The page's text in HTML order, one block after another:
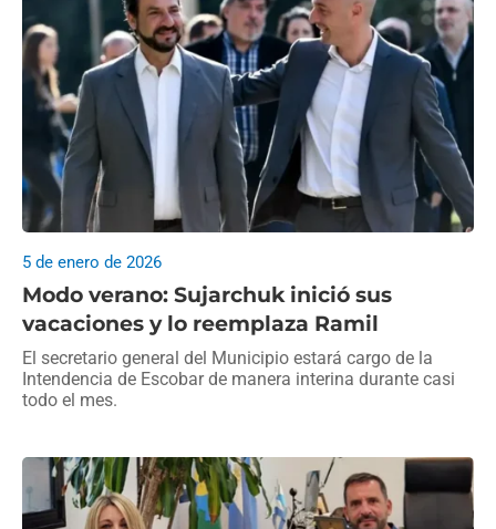
Modo verano: Sujarchuk inició sus
vacaciones y lo reemplaza Ramil
5 de enero de 2026
El secretario general del Municipio estará cargo de la
Intendencia de Escobar de manera interina durante casi
todo el mes.